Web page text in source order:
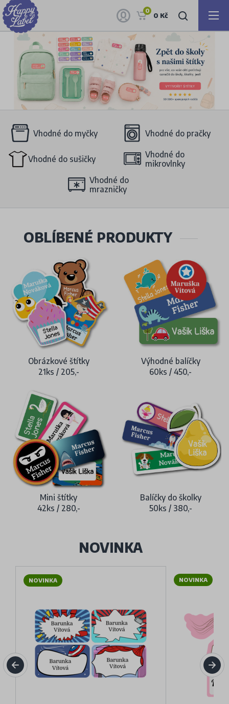
0
0 Kč
Vhodné do myčky Vhodné do pračky
Vhodné do sušičky
Vhodné do
mikrovlnky
Vhodné do
mrazničky
OBLÍBENÉ PRODUKTY
Obrázkové štítky
21ks / 205,-
Výhodné balíčky
60ks / 450,-
Mini štítky
42ks / 280,-
Balíčky do školky
50ks / 380,-
NOVINKA
NOVINKA NOVINKA